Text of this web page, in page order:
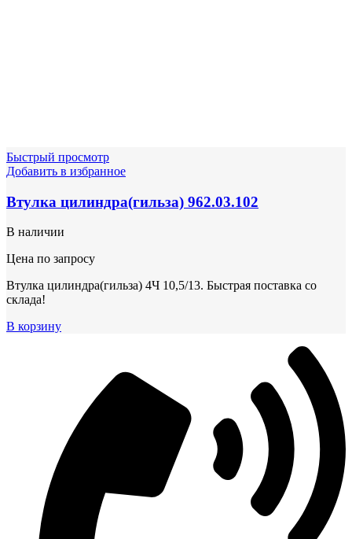
Быстрый просмотр
Добавить в избранное
Втулка цилиндра(гильза) 962.03.102
В наличии
Цена по запросу
Втулка цилиндра(гильза) 4Ч 10,5/13. Быстрая поставка со
склада!
В корзину